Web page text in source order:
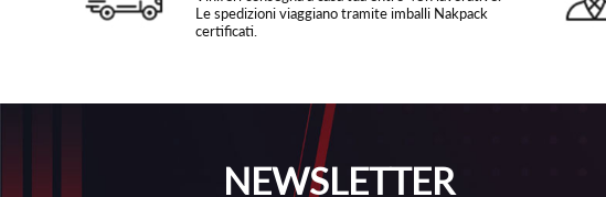
Le spedizioni viaggiano tramite imballi Nakpack
certificati.
NEWSLETTER